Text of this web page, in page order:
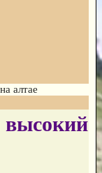
алтае